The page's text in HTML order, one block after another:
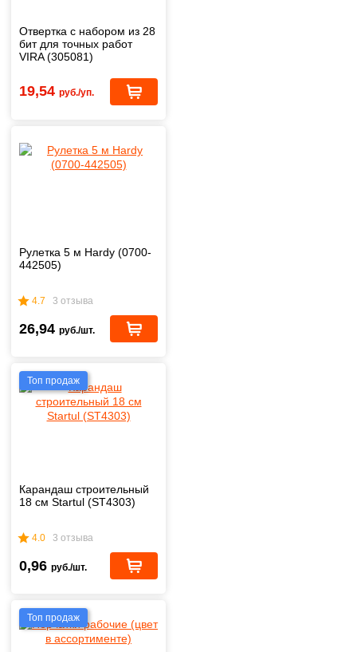
Отвертка с набором из 28
бит для точных работ
VIRA (305081)
19,54 руб./уп.
Рулетка 5 м Hardy (0700-
442505)
4.7 3 отзыва
26,94 руб./шт.
Топ продаж
Карандаш строительный
18 см Startul (ST4303)
4.0 3 отзыва
0,96 руб./шт.
Топ продаж